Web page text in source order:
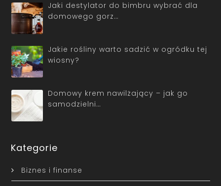
Jaki destylator do bimbru wybrać dla
domowego gorz…
Jakie rośliny warto sadzić w ogródku tej
wiosny?
Domowy krem nawilżający – jak go
samodzielni…
Kategorie
Biznes i finanse